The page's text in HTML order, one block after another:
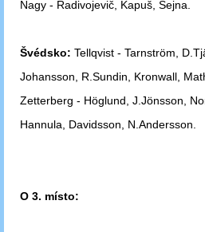
Nagy - Radivojevič, Kapuš, Sejna.
Švédsko: Tellqvist - Tarnström,
Johansson, R.Sundin, Kronwall,
Zetterberg - Höglund, J.Jönsson,
Hannula, Davidsson, N.Andersson.
O 3. místo: